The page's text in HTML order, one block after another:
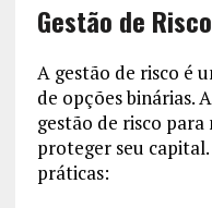
Gestão de Risco
A gestão de risco é
de opções binárias.
gestão de risco
proteger seu
práticas: